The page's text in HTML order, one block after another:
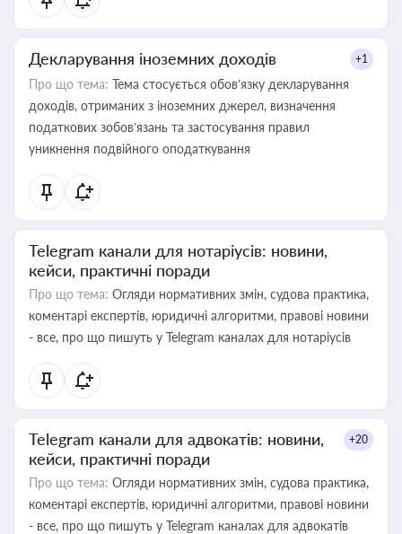
Декларування іноземних доходів +1
Про що тема: Тема стосується обов’язку декларування
доходів, отриманих з іноземних джерел, визначення
податкових зобов’язань та застосування правил
уникнення подвійного оподаткування
Telegram канали для нотаріусів: новини,
кейси, практичні поради
Про що тема: Огляди нормативних змін, судова практика,
коментарі експертів, юридичні алгоритми, правові новини
- все, про що пишуть у Telegram каналах для нотаріусів
Telegram канали для адвокатів: новини,
кейси, практичні поради
+20
Про що тема: Огляди нормативних змін, судова практика,
коментарі експертів, юридичні алгоритми, правові новини
- все, про що пишуть у Telegram каналах для адвокатів